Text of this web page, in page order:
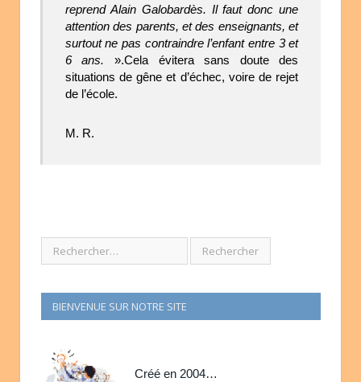
reprend Alain Galobardès. Il faut donc une
attention des parents, et des enseignants, et
surtout ne pas contraindre l’enfant entre 3 et
6 ans. ».Cela évitera sans doute des
situations de gêne et d’échec, voire de rejet
de l’école.
M. R.
BIENVENUE SUR NOTRE SITE
Créé en 2004…